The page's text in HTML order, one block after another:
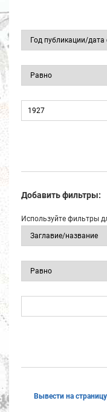
Добавить фильтры:
Используйте фильтры
Вывести на страницу